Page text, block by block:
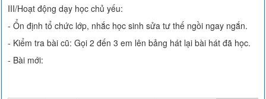
III/Hoạt động dạy học chủ yếu:
- Ổn định tổ chức lớp, nhắc học sinh sửa tư thế ngồi ngay ngắn.
- Kiểm tra bài cũ: Gọi 2 đến 3 em lên bảng hát lại bài hát đã học.
- Bài mới: